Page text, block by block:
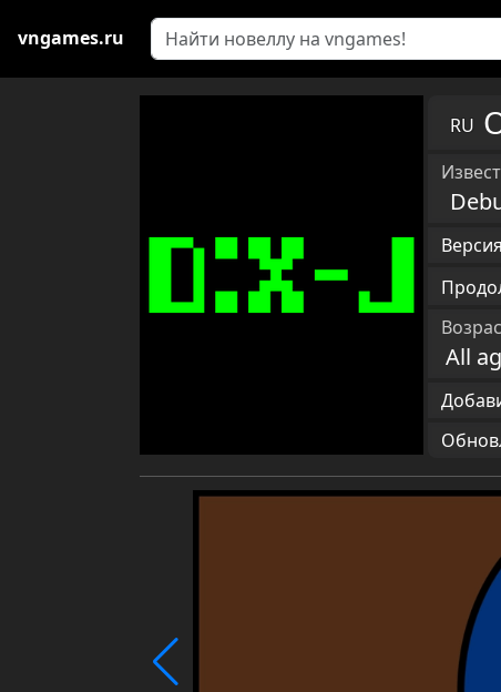
vngames.ru
RU
All